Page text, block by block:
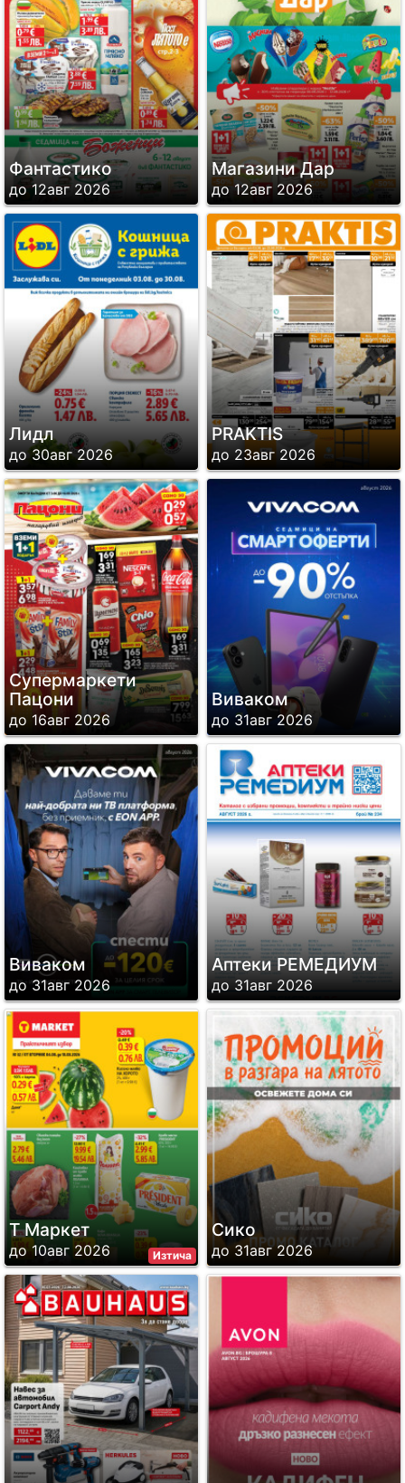
Фантастико
до 12авг 2026
Магазини Дар
до 12авг 2026
Лидл
до 30авг 2026
PRAKTIS
до 23авг 2026
Супермаркети
Пацони
до 16авг 2026
Виваком
до 31авг 2026
Виваком
до 31авг 2026
Аптеки РЕМЕДИУМ
до 31авг 2026
Изтича
Т Маркет
до 10авг 2026
Сико
до 31авг 2026